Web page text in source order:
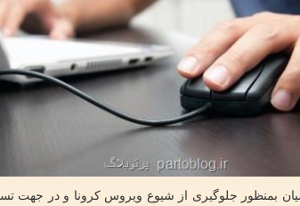
بمنظور جلوگیری از شیوع ویروس کرونا و در جهت